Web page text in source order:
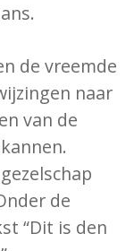
de vreemde
naar
van de
de
“Dit is den